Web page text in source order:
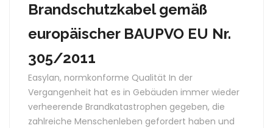
Brandschutzkabel gemäß
europäischer BAUPVO EU Nr.
305/2011
Easylan, normkonforme Qualität In der
Vergangenheit hat es in Gebäuden immer wieder
verheerende Brandkatastrophen gegeben, die
zahlreiche Menschenleben gefordert haben und